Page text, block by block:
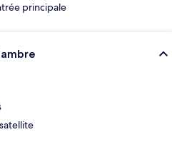
principale